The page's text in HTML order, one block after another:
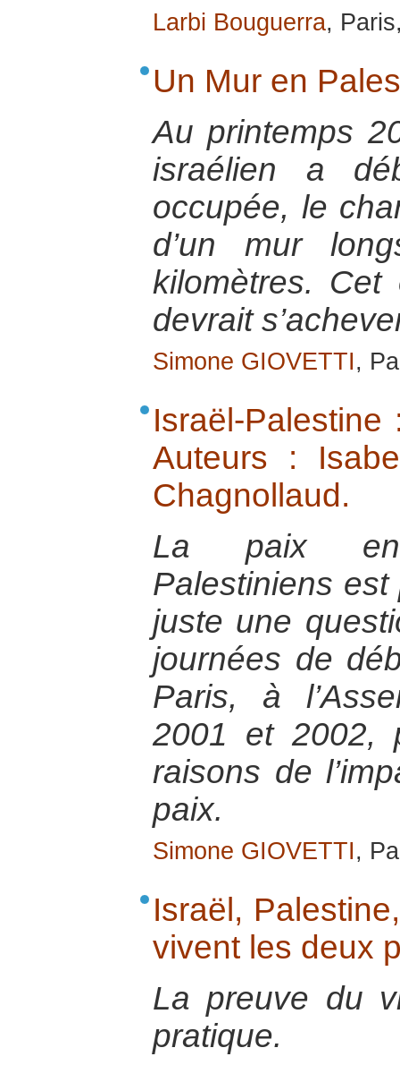
Larbi Bouguerra,
Un Mur en
Au printemps
israélien a
occupée, le
d’un mur
kilomètres. Cet
devrait
Simone GIOVETTI,
Israël-
Auteurs :
Chagnollaud.
La paix
Palestiniens
juste une
journées de
Paris, à
2001 et 2002,
raisons de
paix.
Simone GIOVETTI,
Israël,
vivent les deux
La preuve du
pratique.